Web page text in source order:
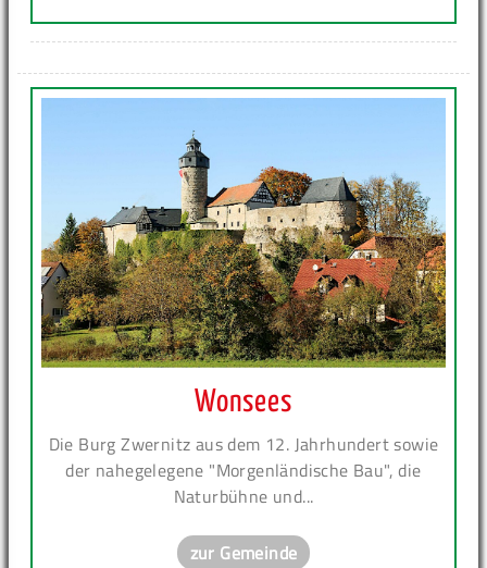
Wonsees
Die Burg Zwernitz aus dem 12. Jahrhundert sowie
der nahegelegene "Morgenländische Bau", die
Naturbühne und...
zur Gemeinde